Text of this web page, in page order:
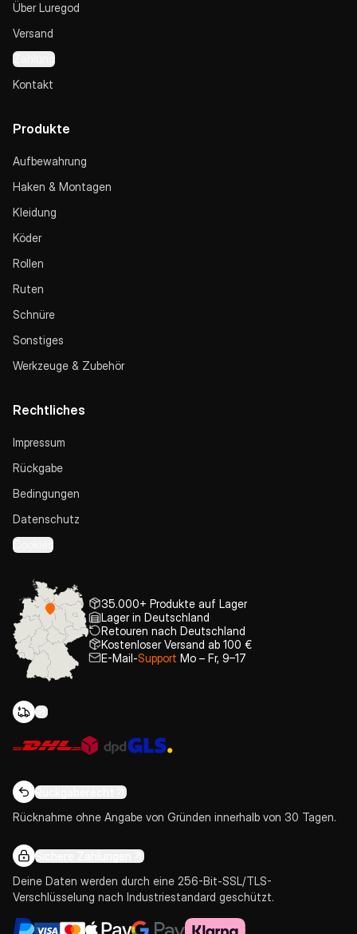
Über Luregod
Versand
Zahlung
Kontakt
Produkte
Aufbewahrung
Haken & Montagen
Kleidung
Köder
Rollen
Ruten
Schnüre
Sonstiges
Werkzeuge & Zubehör
Rechtliches
Impressum
Rückgabe
Bedingungen
Datenschutz
Cookies
35.000+ Produkte auf Lager
Lager in Deutschland
Retouren nach Deutschland
Kostenloser Versand ab 100 €
E-Mail-Support Mo – Fr, 9–17
Rückgaberecht
Rücknahme ohne Angabe von Gründen innerhalb von 30 Tagen.
Sichere Zahlungen
Deine Daten werden durch eine 256-Bit-SSL/TLS-
Verschlüsselung nach Industriestandard geschützt.